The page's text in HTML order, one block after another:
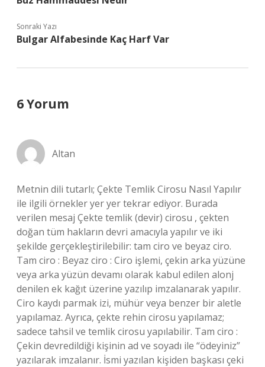
Sonraki Yazı
Bulgar Alfabesinde Kaç Harf Var
6 Yorum
Altan
Metnin dili tutarlı; Çekte Temlik Cirosu Nasıl Yapılır
ile ilgili örnekler yer yer tekrar ediyor. Burada
verilen mesaj Çekte temlik (devir) cirosu , çekten
doğan tüm hakların devri amacıyla yapılır ve iki
şekilde gerçekleştirilebilir: tam ciro ve beyaz ciro.
Tam ciro : Beyaz ciro : Ciro işlemi, çekin arka yüzüne
veya arka yüzün devamı olarak kabul edilen alonj
denilen ek kağıt üzerine yazılıp imzalanarak yapılır.
Ciro kaydı parmak izi, mühür veya benzer bir aletle
yapılamaz. Ayrıca, çekte rehin cirosu yapılamaz;
sadece tahsil ve temlik cirosu yapılabilir. Tam ciro :
Çekin devredildiği kişinin ad ve soyadı ile “ödeyiniz”
yazılarak imzalanır. İsmi yazılan kişiden başkası çeki